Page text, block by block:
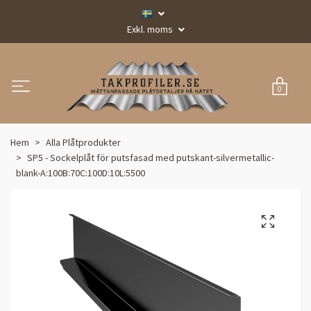
Exkl. moms
0
Hem
Alla Plåtprodukter
SP5 - Sockelplåt för putsfasad med putskant-silvermetallic-
blank-A:100B:70C:100D:10L:5500